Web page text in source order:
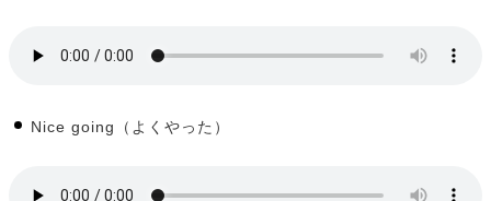
Nice going（よくやった）